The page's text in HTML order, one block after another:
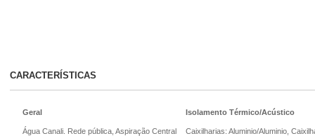
CARACTERÍSTICAS
Geral
Água Canali. Rede pública, Aspiração Central
Isolamento Térmico/Acústico
Caixilharias: Aluminio/Aluminio,